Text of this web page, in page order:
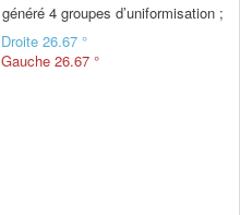
4 groupes d’uniformisation ;
26.67 °
26.67 °